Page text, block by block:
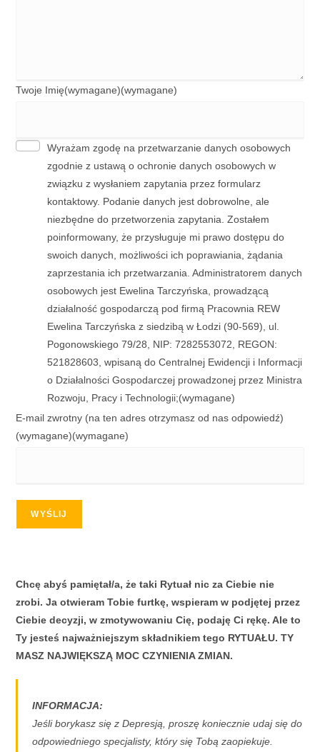
Twoje Imię(wymagane)(wymagane)
Wyrażam zgodę na przetwarzanie danych osobowych
zgodnie z ustawą o ochronie danych osobowych w
związku z wysłaniem zapytania przez formularz
kontaktowy. Podanie danych jest dobrowolne, ale
niezbędne do przetworzenia zapytania. Zostałem
poinformowany, że przysługuje mi prawo dostępu do
swoich danych, możliwości ich poprawiania, żądania
zaprzestania ich przetwarzania. Administratorem danych
osobowych jest Ewelina Tarczyńska, prowadzącą
działalność gospodarczą pod firmą Pracownia REW
Ewelina Tarczyńska z siedzibą w Łodzi (90-569), ul.
Pogonowskiego 79/28, NIP: 7282553072, REGON:
521828603, wpisaną do Centralnej Ewidencji i Informacji
o Działalności Gospodarczej prowadzonej przez Ministra
Rozwoju, Pracy i Technologii;(wymagane)
E-mail zwrotny (na ten adres otrzymasz od nas odpowiedź)
(wymagane)(wymagane)
WYŚLIJ
Chcę abyś pamiętał/a, że taki Rytuał nic za Ciebie nie
zrobi. Ja otwieram Tobie furtkę, wspieram w podjętej przez
Ciebie decyzji, w zmotywowaniu Cię, podaję Ci rękę. Ale to
Ty jesteś najważniejszym składnikiem tego RYTUAŁU. TY
MASZ NAJWIĘKSZĄ MOC CZYNIENIA ZMIAN.
INFORMACJA:
Jeśli borykasz się z Depresją, proszę koniecznie udaj się do
odpowiedniego specjalisty, który się Tobą zaopiekuje.